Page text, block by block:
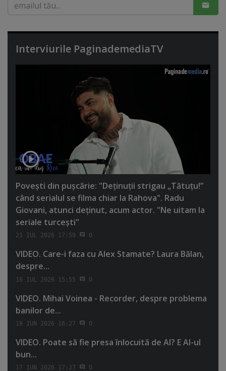
Interviurile PaginademediaTV
Poveşti din puşcărie: "Deţinuţii strigau „Tătuţu!”
când serialul se filma chiar la Rahova". Radu
Giovani, atunci deţinut, acum actor. "Ne uitam la
seriale turceşti"
21 IUL 2026 17:59 0
VIDEO. Care-i faza cu Alex Stamate? Laura Bălan,
despre...
18 IUL 2026 15:55 0
VIDEO. Mihai Voinea - Recorder, despre problema
banilor de...
18 IUN 2026 16:27 0
VIDEO. Poate să fie presa înlocuită de AI? E AI-ul
bun...
17 IUN 2026 17:27 0